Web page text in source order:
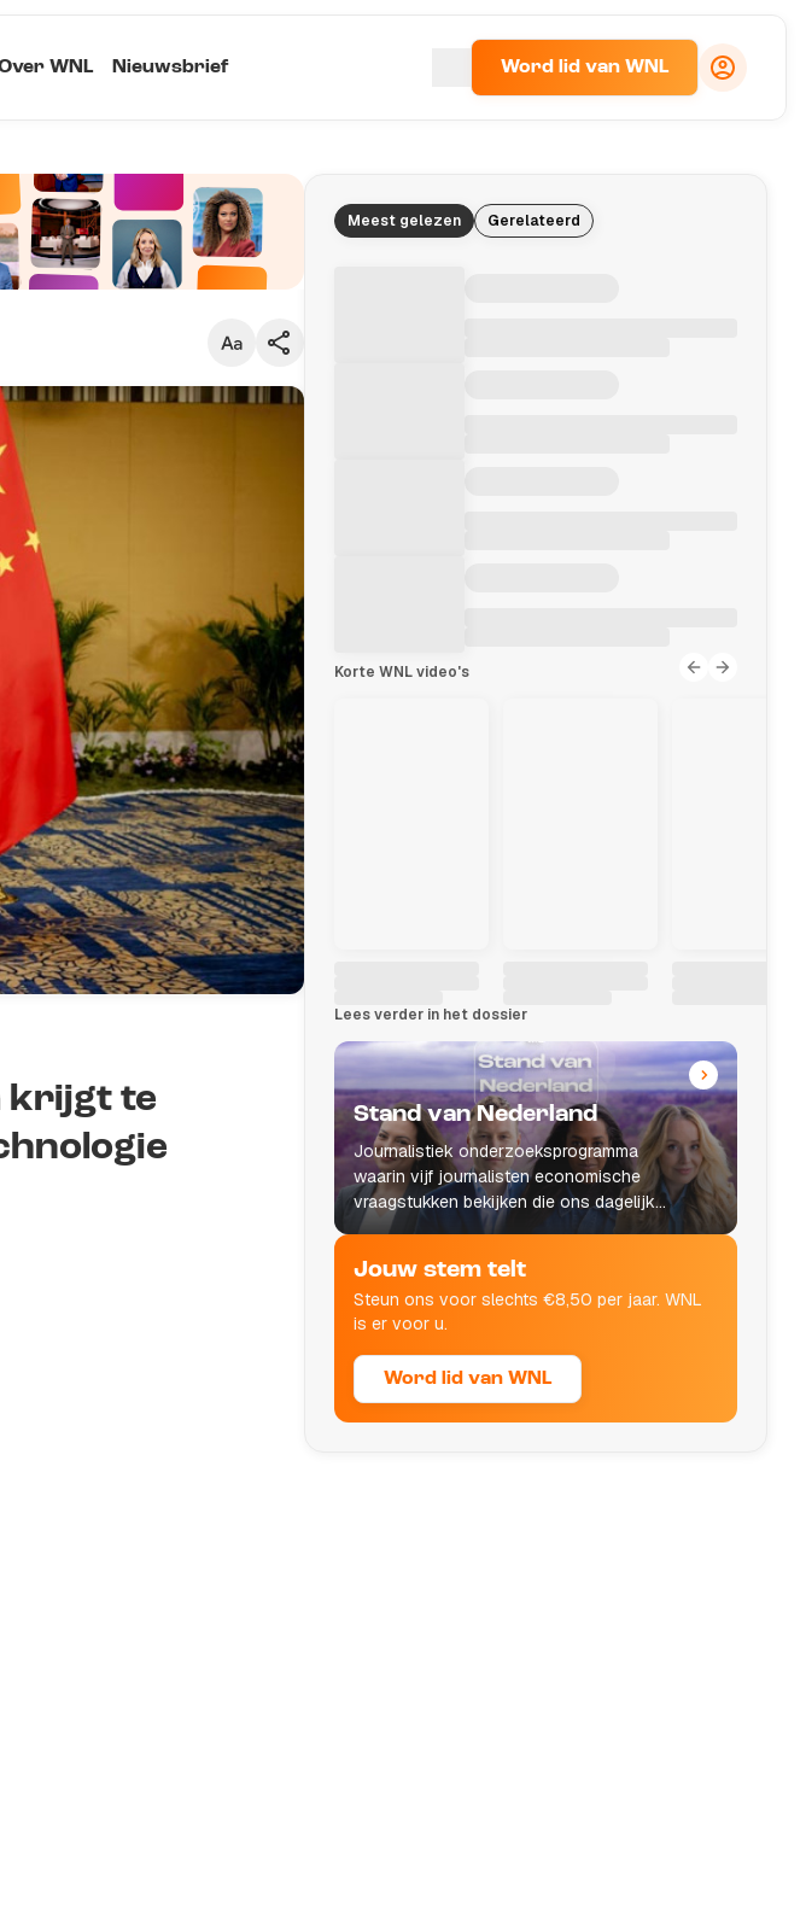
WNL Nieuwsbrief Word lid van WNL
krijgt te
Meest gelezen Gerelateerd
Korte WNL video's
Lees verder in het dossier
Stand van Nederland
Journalistiek onderzoeksprogramma
waarin vijf journalisten economische
vraagstukken bekijken die ons dagelijks
leven raken.
Jouw stem telt
Steun ons voor slechts €8,50 per jaar. WNL
is er voor u.
Word lid van WNL